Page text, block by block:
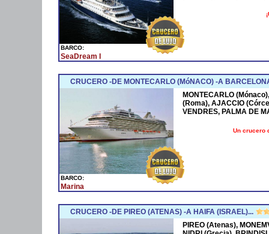
BARCO:
SeaDream I
CRUCERO -DE MONTECARLO (MóNACO) -A
BARCO:
Marina
MONTECARLO
(Roma), AJACCIO
VENDRES, PALMA DE
Un crucero
CRUCERO -DE PIREO (ATENAS) -A HAIFA (ISRAEL)...
PIREO (Atenas),